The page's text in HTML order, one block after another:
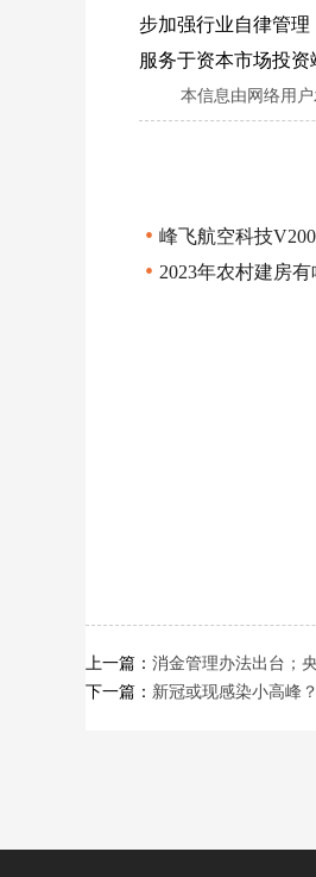
步加强行业自律管
服务于资本市场投
本信息由网络用户
• 峰飞航空科技
• 2023年农村建房
上一篇： 消金管理办法出台；
下一篇： 新冠或现感染小高峰